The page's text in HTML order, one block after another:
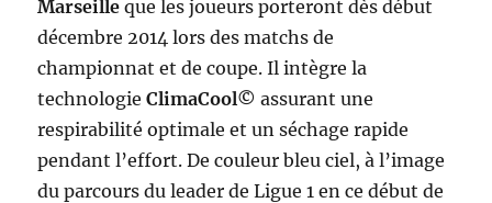
Marseille que les joueurs porteront dès début
décembre 2014 lors des matchs de
championnat et de coupe. Il intègre la
technologieClimaCool© assurant une
respirabilité optimale et un séchage rapide
pendant l’effort. De couleur bleu ciel, à l’image
du parcours du leader de Ligue 1 en ce début de